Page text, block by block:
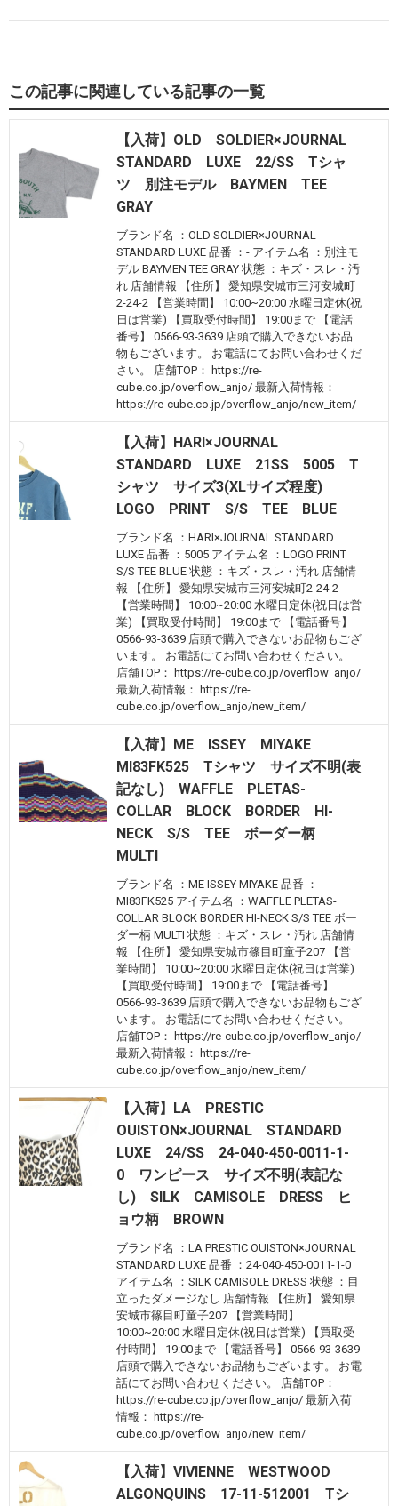
この記事に関連している記事の一覧
【入荷】OLD SOLDIER×JOURNAL
STANDARD LUXE 22/SS Tシャ
ツ 別注モデル BAYMEN TEE
GRAY
ブランド名 ：OLD SOLDIER×JOURNAL
STANDARD LUXE 品番 ：- アイテム名 ：別注モ
デル BAYMEN TEE GRAY 状態 ：キズ・スレ・汚
れ 店舗情報 【住所】 愛知県安城市三河安城町
2-24-2 【営業時間】 10:00~20:00 水曜日定休(祝
日は営業) 【買取受付時間】 19:00まで 【電話
番号】 0566-93-3639 店頭で購入できないお品
物もございます。 お電話にてお問い合わせくだ
さい。 店舗TOP： https://re-
cube.co.jp/overflow_anjo/ 最新入荷情報：
https://re-cube.co.jp/overflow_anjo/new_item/
【入荷】HARI×JOURNAL
STANDARD LUXE 21SS 5005 T
シャツ サイズ3(XLサイズ程度)
LOGO PRINT S/S TEE BLUE
ブランド名 ：HARI×JOURNAL STANDARD
LUXE 品番 ：5005 アイテム名 ：LOGO PRINT
S/S TEE BLUE 状態 ：キズ・スレ・汚れ 店舗情
報 【住所】 愛知県安城市三河安城町2-24-2
【営業時間】 10:00~20:00 水曜日定休(祝日は営
業) 【買取受付時間】 19:00まで 【電話番号】
0566-93-3639 店頭で購入できないお品物もござ
います。 お電話にてお問い合わせください。
店舗TOP： https://re-cube.co.jp/overflow_anjo/
最新入荷情報： https://re-
cube.co.jp/overflow_anjo/new_item/
【入荷】ME ISSEY MIYAKE
MI83FK525 Tシャツ サイズ不明(表
記なし) WAFFLE PLETAS-
COLLAR BLOCK BORDER HI-
NECK S/S TEE ボーダー柄
MULTI
ブランド名 ：ME ISSEY MIYAKE 品番 ：
MI83FK525 アイテム名 ：WAFFLE PLETAS-
COLLAR BLOCK BORDER HI-NECK S/S TEE ボー
ダー柄 MULTI 状態 ：キズ・スレ・汚れ 店舗情
報 【住所】 愛知県安城市篠目町童子207 【営
業時間】 10:00~20:00 水曜日定休(祝日は営業)
【買取受付時間】 19:00まで 【電話番号】
0566-93-3639 店頭で購入できないお品物もござ
います。 お電話にてお問い合わせください。
店舗TOP： https://re-cube.co.jp/overflow_anjo/
最新入荷情報： https://re-
cube.co.jp/overflow_anjo/new_item/
【入荷】LA PRESTIC
OUISTON×JOURNAL STANDARD
LUXE 24/SS 24-040-450-0011-1-
0 ワンピース サイズ不明(表記な
し) SILK CAMISOLE DRESS ヒ
ョウ柄 BROWN
ブランド名 ：LA PRESTIC OUISTON×JOURNAL
STANDARD LUXE 品番 ：24-040-450-0011-1-0
アイテム名 ：SILK CAMISOLE DRESS 状態 ：目
立ったダメージなし 店舗情報 【住所】 愛知県
安城市篠目町童子207 【営業時間】
10:00~20:00 水曜日定休(祝日は営業) 【買取受
付時間】 19:00まで 【電話番号】 0566-93-3639
店頭で購入できないお品物もございます。 お電
話にてお問い合わせください。 店舗TOP：
https://re-cube.co.jp/overflow_anjo/ 最新入荷
情報： https://re-
cube.co.jp/overflow_anjo/new_item/
【入荷】VIVIENNE WESTWOOD
ALGONQUINS 17-11-512001 Tシ